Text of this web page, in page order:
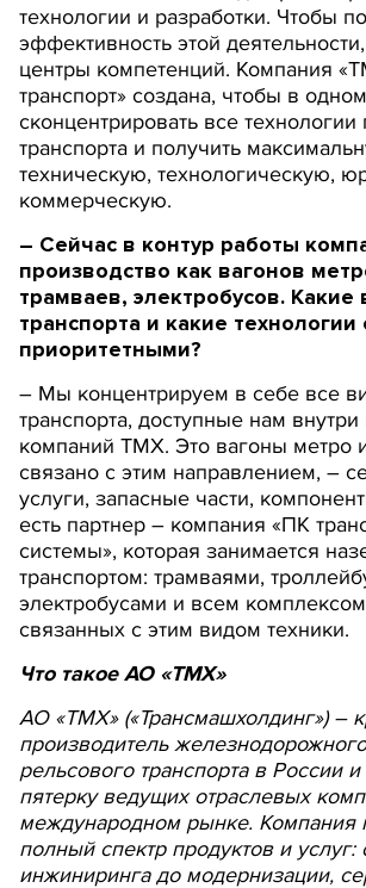
технологии и разработки. Чтобы
эффективность этой
центры компетенций. Компания
транспорт» создана, чтобы в
сконцентрировать все технологии
транспорта и получить
техническую, технологическую,
коммерческую.
– Сейчас в контур работы
производство как вагонов
трамваев, электробусов. Какие
транспорта и какие технологии
приоритетными?
– Мы концентрируем в себе все
транспорта, доступные нам
компаний ТМХ. Это вагоны метро
связано с этим направлением, –
услуги, запасные части,
есть партнер – компания «ПК
системы», которая занимается
транспортом: трамваями,
электробусами и всем комплексом
связанных с этим видом техники.
Что такое АО «ТМХ»
АО «ТМХ» («Трансмашхолдинг») –
производитель
рельсового транспорта в России
пятерку ведущих отраслевых
международном рынке. Компания
полный спектр продуктов и услуг:
инжиниринга до модернизации,